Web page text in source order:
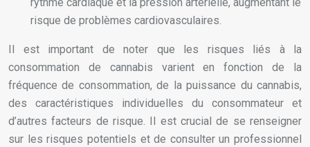
rythme cardiaque et la pression artérielle, augmentant le
risque de problèmes cardiovasculaires.
Il est important de noter que les risques liés à la
consommation de cannabis varient en fonction de la
fréquence de consommation, de la puissance du cannabis,
des caractéristiques individuelles du consommateur et
d’autres facteurs de risque. Il est crucial de se renseigner
sur les risques potentiels et de consulter un professionnel